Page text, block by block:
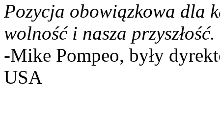
Pozycja obowiązkowa dla
wolność i nasza przyszłość.
-Mike Pompeo, były
USA